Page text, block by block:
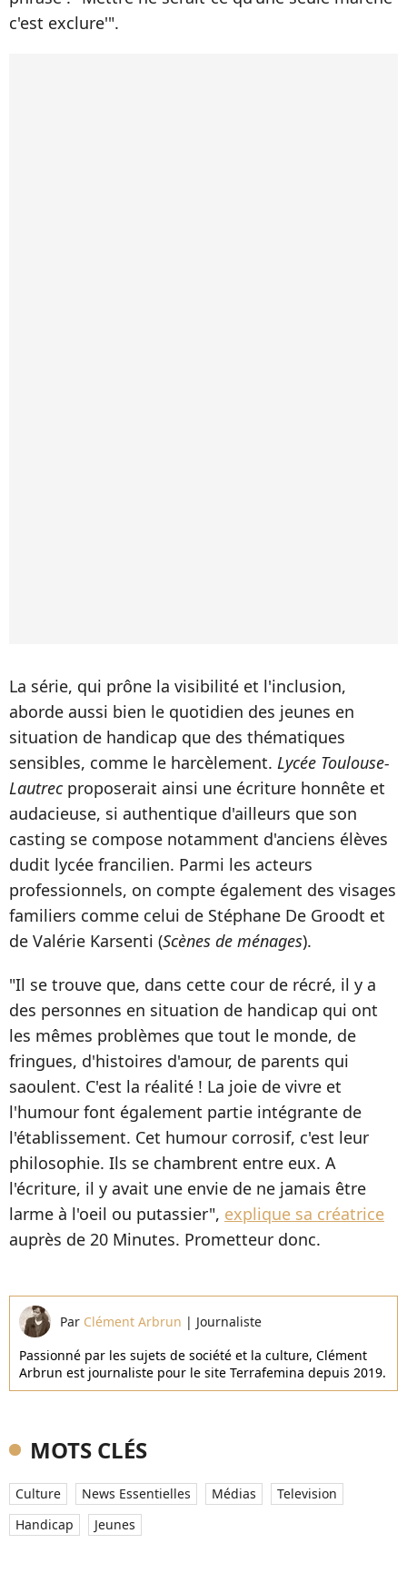
c'est exclure'".
La série, qui prône la visibilité et l'inclusion,
aborde aussi bien le quotidien des jeunes en
situation de handicap que des thématiques
sensibles, comme le harcèlement. Lycée Toulouse-
Lautrecproposerait ainsi une écriture honnête et
audacieuse, si authentique d'ailleurs que son
casting se compose notamment d'anciens élèves
dudit lycée francilien. Parmi les acteurs
professionnels, on compte également des visages
familiers comme celui de Stéphane De Groodt et
de Valérie Karsenti (Scènes de ménages).
"Il se trouve que, dans cette cour de récré, il y a
des personnes en situation de handicap qui ont
les mêmes problèmes que tout le monde, de
fringues, d'histoires d'amour, de parents qui
saoulent. C'est la réalité ! La joie de vivre et
l'humour font également partie intégrante de
l'établissement. Cet humour corrosif, c'est leur
philosophie. Ils se chambrent entre eux. A
l'écriture, il y avait une envie de ne jamais être
larme à l'oeil ou putassier", explique sa créatrice
auprès de 20 Minutes. Prometteur donc.
Par Clément Arbrun | Journaliste
Passionné par les sujets de société et la culture, Clément
Arbrun est journaliste pour le site Terrafemina depuis 2019.
MOTS CLÉS
Culture News Essentielles Médias
Television
Handicap
Jeunes